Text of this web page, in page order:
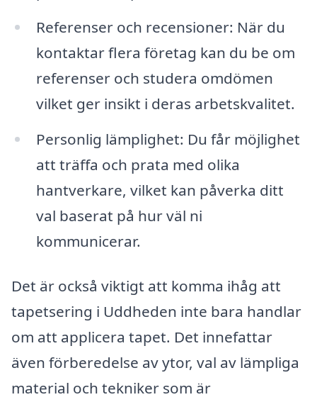
Referenser och recensioner: När du
kontaktar flera företag kan du be om
referenser och studera omdömen
vilket ger insikt i deras arbetskvalitet.
Personlig lämplighet: Du får möjlighet
att träffa och prata med olika
hantverkare, vilket kan påverka ditt
val baserat på hur väl ni
kommunicerar.
Det är också viktigt att komma ihåg att
tapetsering i Uddheden inte bara handlar
om att applicera tapet. Det innefattar
även förberedelse av ytor, val av lämpliga
material och tekniker som är